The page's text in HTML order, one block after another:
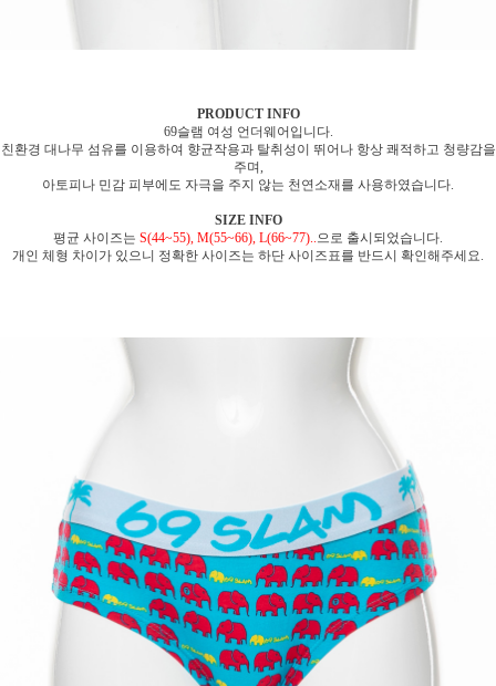
PRODUCT INFO
69슬램 여성 언더웨어입니다.
친환경 대나무 섬유를 이용하여 향균작용과 탈취성이 뛰어나 항상 쾌적하고 청량감을
주며,
아토피나 민감 피부에도 자극을 주지 않는 천연소재를 사용하였습니다.
SIZE INFO
평균 사이즈는 S(44~55), M(55~66), L(66~77)..으로 출시되었습니다.
개인 체형 차이가 있으니 정확한 사이즈는 하단 사이즈표를 반드시 확인해주세요.